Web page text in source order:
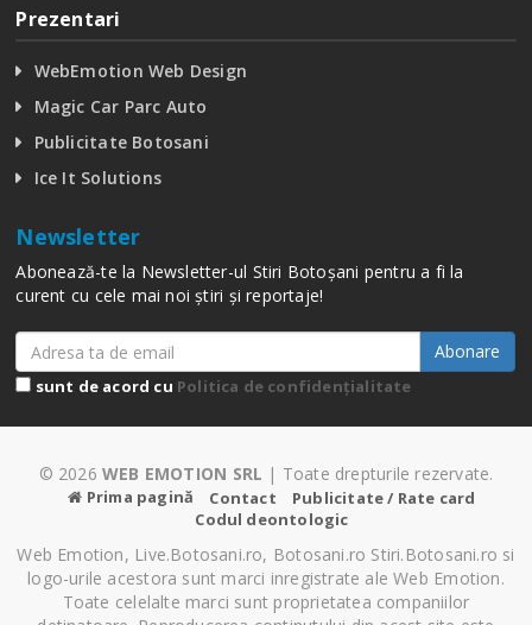
Prezentari
WebEmotion Web Design
Magic Car Parc Auto
Publicitate Botosani
Ice It Solutions
Newsletter
Abonează-te la Newsletter-ul Stiri Botoșani pentru a fi la
curent cu cele mai noi știri și reportaje!
Abonare
sunt de acord cu Politica de confidențialitate
© 2026 WEB EMOTION SRL | Toate drepturile rezervate.
Prima pagină Contact
Publicitate / Rate card
Codul deontologic
Web Emotion, Live.Botosani.ro, Botosani.ro Stiri.Botosani.ro si
logo-urile acestora sunt marci inregistrate ale Web Emotion.
Toate celelalte marci sunt proprietatea companiilor